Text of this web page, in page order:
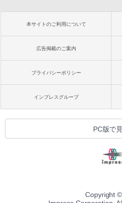
本サイトのご利用について
広告掲載のご案内
プライバシーポリシー
インプレスグループ
PC版で
Copyright ©